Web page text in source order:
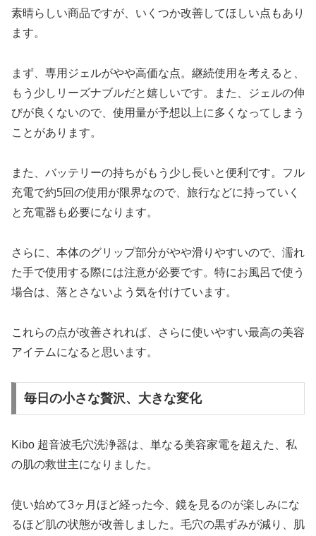
素晴らしい商品ですが、いくつか改善してほしい点もあり
ます。
まず、専用ジェルがやや高価な点。継続使用を考えると、
もう少しリーズナブルだと嬉しいです。また、ジェルの伸
びが良くないので、使用量が予想以上に多くなってしまう
ことがあります。
また、バッテリーの持ちがもう少し長いと便利です。フル
充電で約5回の使用が限界なので、旅行などに持っていく
と充電器も必要になります。
さらに、本体のグリップ部分がやや滑りやすいので、濡れ
た手で使用する際には注意が必要です。特にお風呂で使う
場合は、落とさないよう気を付けています。
これらの点が改善されれば、さらに使いやすい最高の美容
アイテムになると思います。
毎日の小さな贅沢、大きな変化
Kibo 超音波毛穴洗浄器は、単なる美容家電を超えた、私
の肌の救世主になりました。
使い始めて3ヶ月ほど経った今、鏡を見るのが楽しみにな
るほど肌の状態が改善しました。毛穴の黒ずみが減り、肌